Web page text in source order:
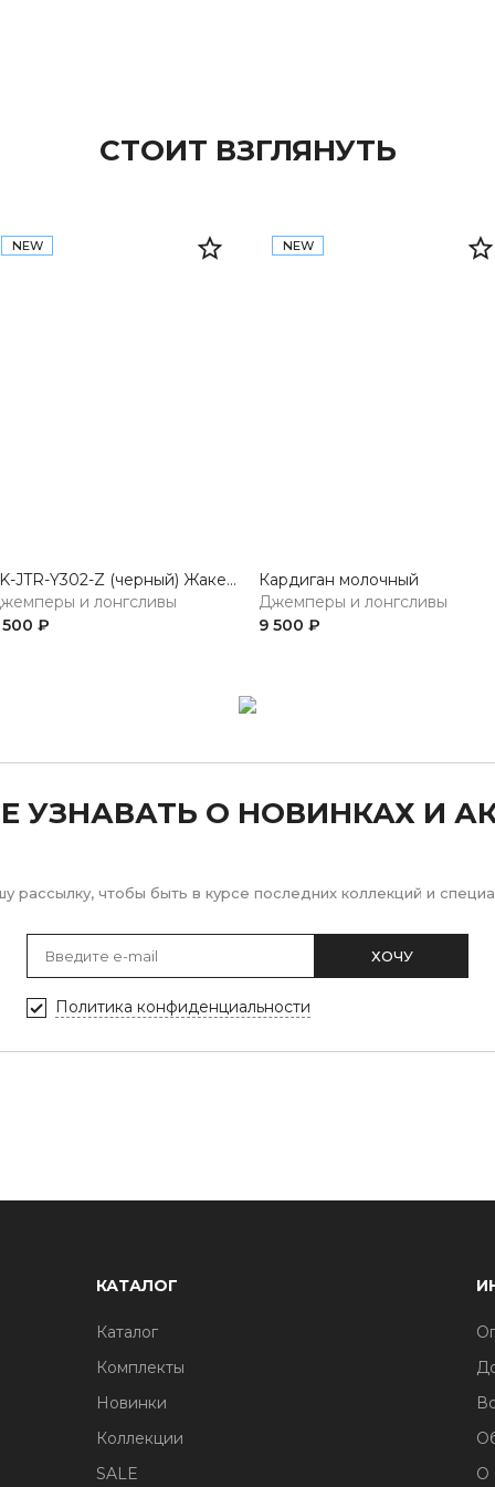
СТОИТ ВЗГЛЯНУТЬ
NEW
KK-JTR-Y302-Z (черный) Жакет женский трикотажный
и лонгсливы
₽
NEW
Кардиган молочный
Джемперы и лонгсливы
9 500 ₽
УЗНАВАТЬ О НОВИНКАХ И
рассылку, чтобы быть в курсе последних коллекций и
ХОЧУ
Политика конфиденциальности
КАТАЛОГ
Каталог
Комплекты
Новинки
Коллекции
SALE
О